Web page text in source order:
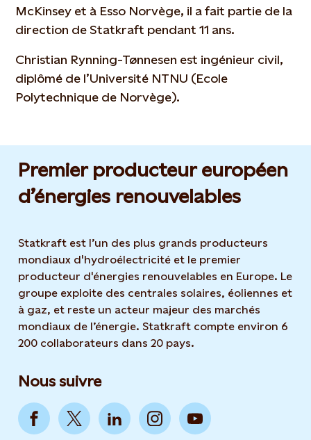
McKinsey et à Esso Norvège, il a fait partie de la
direction de Statkraft pendant 11 ans.
Christian Rynning-Tønnesen est ingénieur civil,
diplômé de l’Université NTNU (Ecole
Polytechnique de Norvège).
Premier producteur européen
d’énergies renouvelables
Statkraft est l’un des plus grands producteurs
mondiaux d'hydroélectricité et le premier
producteur d'énergies renouvelables en Europe. Le
groupe exploite des centrales solaires, éoliennes et
à gaz, et reste un acteur majeur des marchés
mondiaux de l’énergie. Statkraft compte environ 6
200 collaborateurs dans 20 pays.
Nous suivre